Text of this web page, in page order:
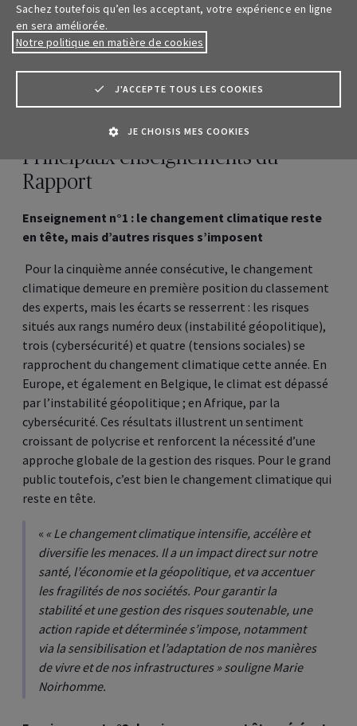
Pollution
Principaux enseignements du
Rapport
Enseignement n°1 : le changement climatique reste
en tête, mais d’autres risques s’imposent
Pour la cinquième année consécutive, le changement
climatique demeure en première position du classement
des experts, mais les écarts se resserrent : les risques
situés aux rangs numéro deux (instabilité géopolitique),
trois (cybersécurité) et quatre (tensions sociales) se
rapprochent du changement climatique cette année. En
Europe, et également en Belgique, le climat est dépassé
par l’instabilité géopolitique ; en Afrique, par la
cybersécurité. Ces résultats illustrent un sentiment
croissant de polycrise et renforcent la nécessité d’une
approche globale de la gestion des risques. Pour le grand
public toutefois, c’est bien le changement climatique qui
reste en tête.
« « Le changement climatique intensifie, accélère et
diversifie les menaces. Il a un impact direct sur notre
santé, l’économie et la géopolitique, et va accentuer
les fragilités de nos sociétés. Pour garantir la
stabilité et une gestion des risques soutenable, une
action rapide et déterminée s’impose, notamment
via la sensibilisation et l’adaptation de nos manières
de vivre et de nos infrastructures » souligne Marie
Noirhomme.
Sachez toutefois qu’en les acceptant, votre expérience en ligne
en sera améliorée.
Notre politique en matière de cookies
J'ACCEPTE TOUS LES COOKIES
JE CHOISIS MES COOKIES